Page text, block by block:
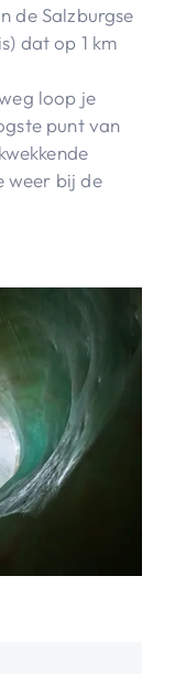
de Salzburgse
dat op 1 km
loop je
punt van
weer bij de